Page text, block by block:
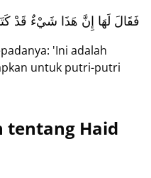
فَقَالَ لَهَا إِنَّ هَذَا شَيْءٌ قَدْ
'Ini adalah
untuk putri-putri
tentang Haid